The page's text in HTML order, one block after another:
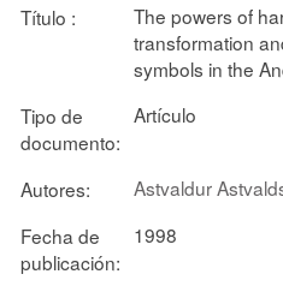
Título :
The powers of
transformation
symbols in the
Tipo de
documento:
Artículo
Autores: Astvaldur
Fecha de
publicación:
1998